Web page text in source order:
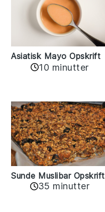
Asiatisk Mayo Opskrift
10 minutter
Sunde Muslibar Opskrift
35 minutter